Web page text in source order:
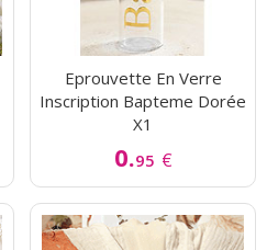
Eprouvette En Verre
Inscription Bapteme Dorée
X1
0.95 €